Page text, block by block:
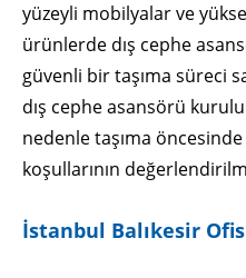
yüzeyli mobilyalar ve
ürünlerde dış cephe
güvenli bir taşıma süreci
dış cephe asansörü
nedenle taşıma öncesinde
koşullarının
İstanbul Balıkesir Ofis